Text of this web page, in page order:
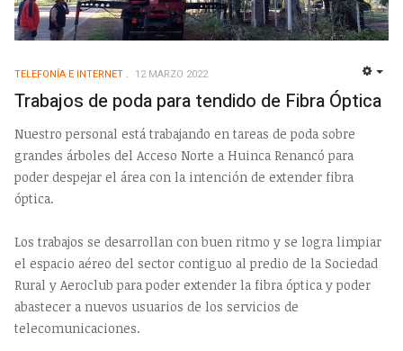
TELEFONÍA E INTERNET 12 MARZO 2022
Trabajos de poda para tendido de Fibra Óptica
Nuestro personal está trabajando en tareas de poda sobre
grandes árboles del Acceso Norte a Huinca Renancó para
poder despejar el área con la intención de extender fibra
óptica.
Los trabajos se desarrollan con buen ritmo y se logra limpiar
el espacio aéreo del sector contiguo al predio de la Sociedad
Rural y Aeroclub para poder extender la fibra óptica y poder
abastecer a nuevos usuarios de los servicios de
telecomunicaciones.